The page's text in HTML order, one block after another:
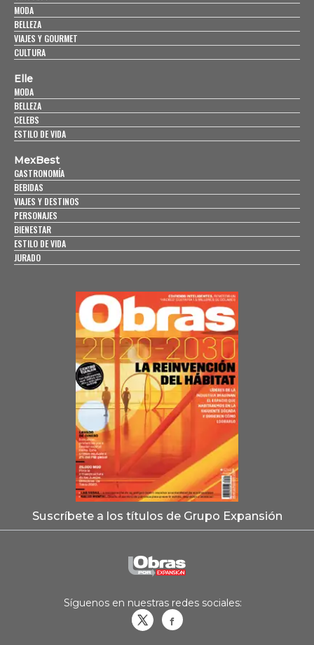
MODA
BELLEZA
VIAJES Y GOURMET
CULTURA
Elle
MODA
BELLEZA
CELEBS
ESTILO DE VIDA
MexBest
GASTRONOMÍA
BEBIDAS
VIAJES Y DESTINOS
PERSONAJES
BIENESTAR
ESTILO DE VIDA
JURADO
Suscríbete a los títulos de Grupo Expansión
Síguenos en nuestras redes sociales: